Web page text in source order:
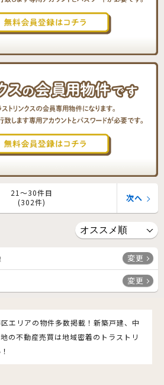
21〜30件目
(302件)
次へ
変更
変更
エリアの物件多数掲載！新築戸建、中
の不動産売買は地域密着のトラストリ